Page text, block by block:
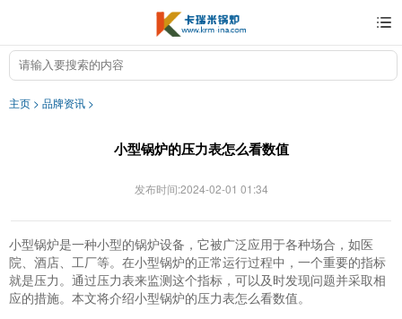
主页 > 品牌资讯 >
小型锅炉的压力表怎么看数值
发布时间:2024-02-01 01:34
小型锅炉是一种小型的锅炉设备，它被广泛应用于各种场合，如医
院、酒店、工厂等。在小型锅炉的正常运行过程中，一个重要的指标
就是压力。通过压力表来监测这个指标，可以及时发现问题并采取相
应的措施。本文将介绍小型锅炉的压力表怎么看数值。